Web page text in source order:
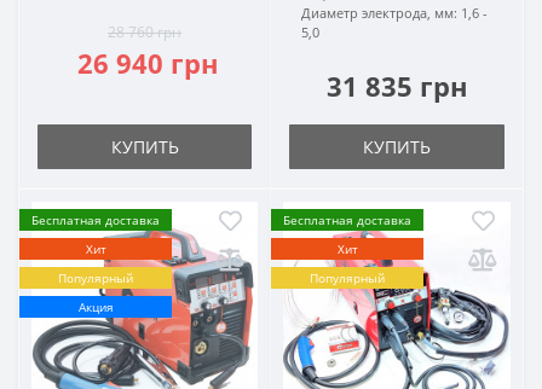
28 760 грн
26 940 грн
КУПИТЬ
Диаметр электрода, мм: 1,6 -
5,0
31 835 грн
КУПИТЬ
Бесплатная доставка
Хит
Популярный
Акция
Бесплатная доставка
Хит
Популярный